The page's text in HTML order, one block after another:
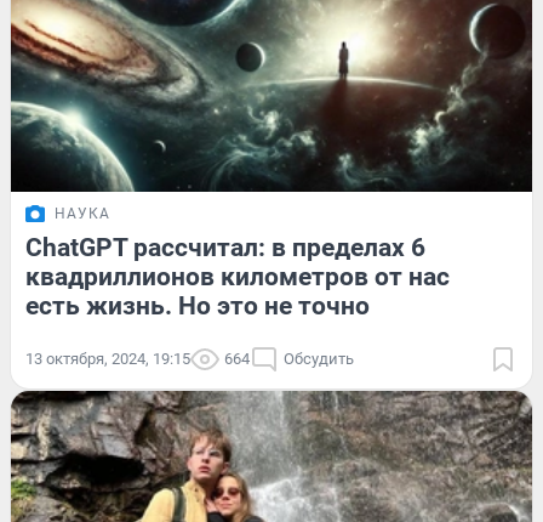
НАУКА
ChatGPT рассчитал: в пределах 6
квадриллионов километров от нас
есть жизнь. Но это не точно
13 октября, 2024, 19:15 664 Обсудить